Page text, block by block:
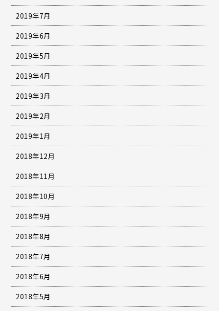
2019年7月
2019年6月
2019年5月
2019年4月
2019年3月
2019年2月
2019年1月
2018年12月
2018年11月
2018年10月
2018年9月
2018年8月
2018年7月
2018年6月
2018年5月